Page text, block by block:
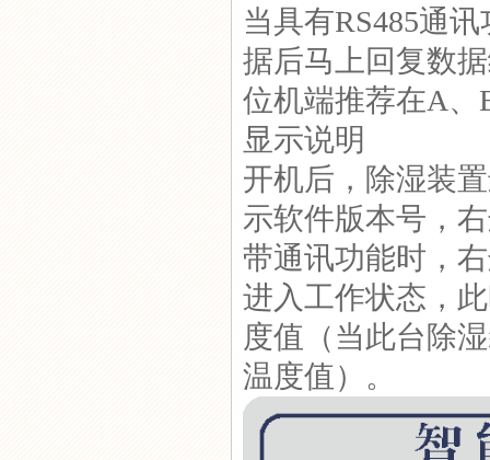
当具有RS485通
据后马上回复数
位机端推荐在A、
显示说明
开机后，除湿装
示软件版本号，
带通讯功能时，
进入工作状态，
度值（当此台除
温度值）。